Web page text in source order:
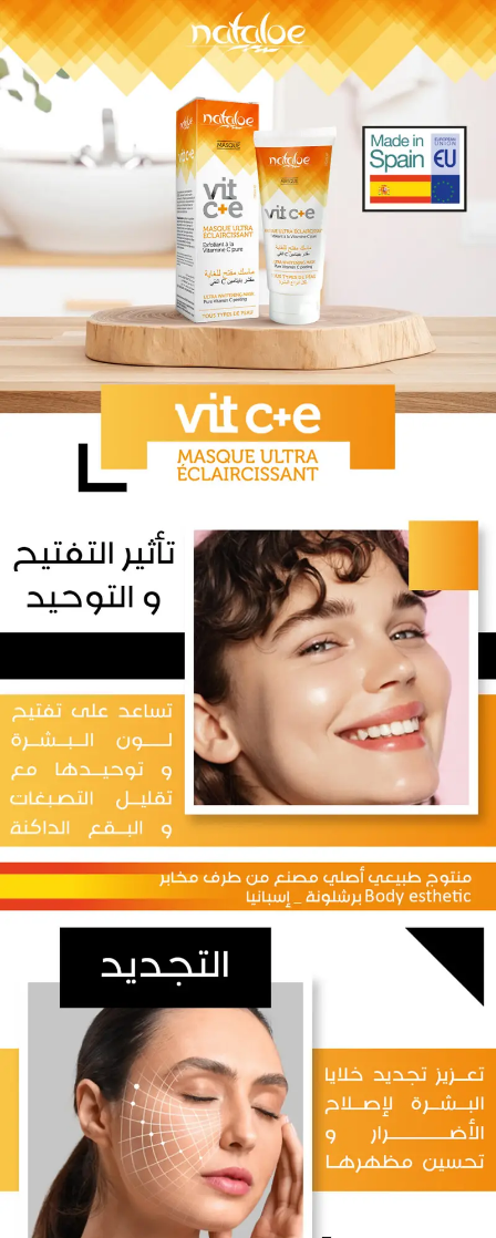
Sign in
Remember me Lost password?
Log in
Create an account